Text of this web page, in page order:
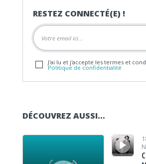
RESTEZ CONNECTÉ(E) !
J'ai lu et j'accepte les termes et
Politique de confidentialité
DÉCOUVREZ AUSSI…
Lecteur audio